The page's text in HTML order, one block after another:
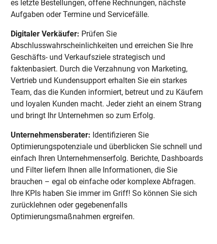
es letzte Bestellungen, offene Rechnungen, nächste
Aufgaben oder Termine und Servicefälle.
Digitaler Verkäufer: Prüfen Sie
Abschlusswahrscheinlichkeiten und erreichen Sie Ihre
Geschäfts- und Verkaufsziele strategisch und
faktenbasiert. Durch die Verzahnung von Marketing,
Vertrieb und Kundensupport erhalten Sie ein starkes
Team, das die Kunden informiert, betreut und zu Käufern
und loyalen Kunden macht. Jeder zieht an einem Strang
und bringt Ihr Unternehmen so zum Erfolg.
Unternehmensberater: Identifizieren Sie
Optimierungspotenziale und überblicken Sie schnell und
einfach Ihren Unternehmenserfolg. Berichte, Dashboards
und Filter liefern Ihnen alle Informationen, die Sie
brauchen – egal ob einfache oder komplexe Abfragen.
Ihre KPIs haben Sie immer im Griff! So können Sie sich
zurücklehnen oder gegebenenfalls
Optimierungsmaßnahmen ergreifen.